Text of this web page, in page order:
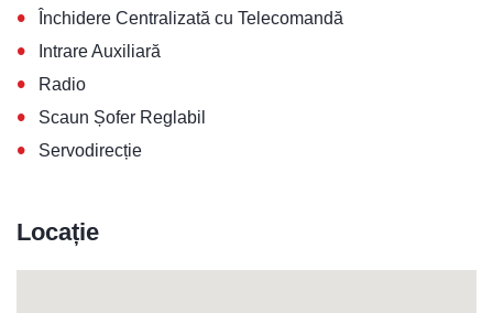
• Închidere Centralizată cu Telecomandă
• Intrare Auxiliară
• Radio
• Scaun Șofer Reglabil
• Servodirecție
Locație